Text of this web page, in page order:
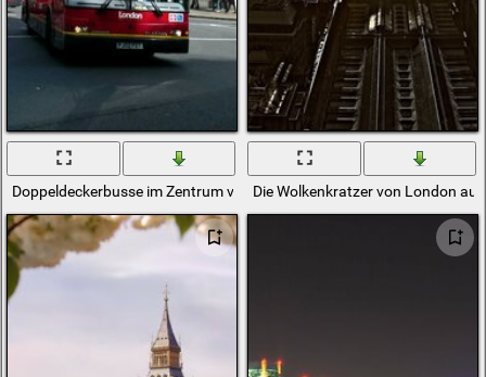
Doppeldeckerbusse im Zentrum von LondonDie Wolkenkratzer von London